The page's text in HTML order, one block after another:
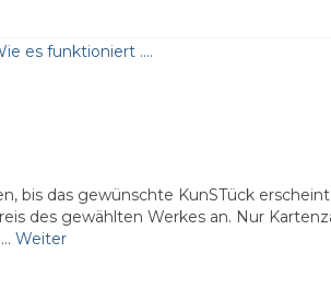
bis das gewünschte KunSTück
des gewählten Werkes an. Nur
Weiter